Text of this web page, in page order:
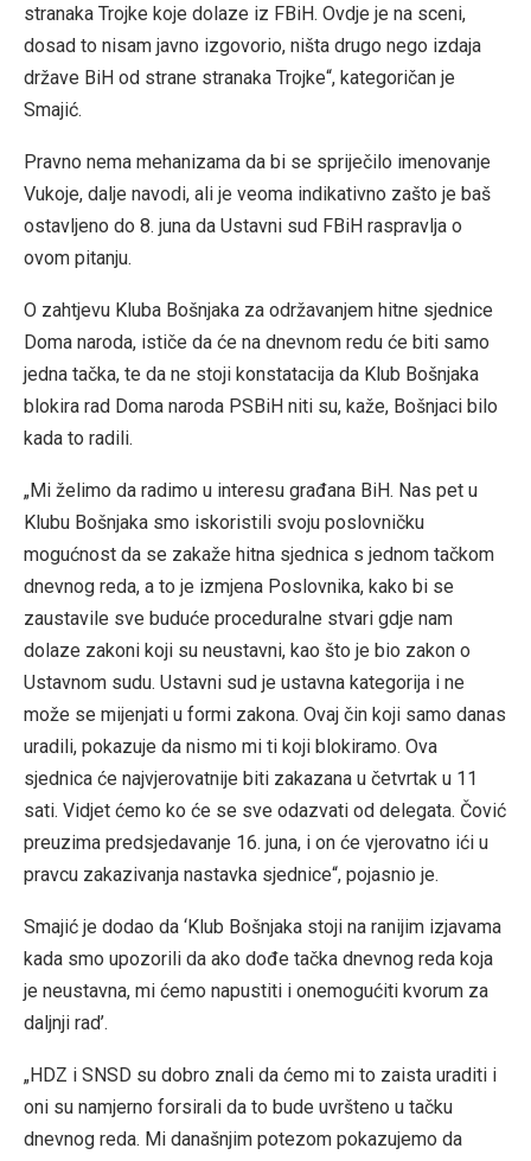
stranaka Trojke koje dolaze iz FBiH. Ovdje je na sceni,
dosad to nisam javno izgovorio, ništa drugo nego izdaja
države BiH od strane stranaka Trojke“, kategoričan je
Smajić.
Pravno nema mehanizama da bi se spriječilo imenovanje
Vukoje, dalje navodi, ali je veoma indikativno zašto je baš
ostavljeno do 8. juna da Ustavni sud FBiH raspravlja o
ovom pitanju.
O zahtjevu Kluba Bošnjaka za održavanjem hitne sjednice
Doma naroda, ističe da će na dnevnom redu će biti samo
jedna tačka, te da ne stoji konstatacija da Klub Bošnjaka
blokira rad Doma naroda PSBiH niti su, kaže, Bošnjaci bilo
kada to radili.
„Mi želimo da radimo u interesu građana BiH. Nas pet u
Klubu Bošnjaka smo iskoristili svoju poslovničku
mogućnost da se zakaže hitna sjednica s jednom tačkom
dnevnog reda, a to je izmjena Poslovnika, kako bi se
zaustavile sve buduće proceduralne stvari gdje nam
dolaze zakoni koji su neustavni, kao što je bio zakon o
Ustavnom sudu. Ustavni sud je ustavna kategorija i ne
može se mijenjati u formi zakona. Ovaj čin koji samo danas
uradili, pokazuje da nismo mi ti koji blokiramo. Ova
sjednica će najvjerovatnije biti zakazana u četvrtak u 11
sati. Vidjet ćemo ko će se sve odazvati od delegata. Čović
preuzima predsjedavanje 16. juna, i on će vjerovatno ići u
pravcu zakazivanja nastavka sjednice“, pojasnio je.
Smajić je dodao da ‘Klub Bošnjaka stoji na ranijim izjavama
kada smo upozorili da ako dođe tačka dnevnog reda koja
je neustavna, mi ćemo napustiti i onemogućiti kvorum za
daljnji rad’.
„HDZ i SNSD su dobro znali da ćemo mi to zaista uraditi i
oni su namjerno forsirali da to bude uvršteno u tačku
dnevnog reda. Mi današnjim potezom pokazujemo da